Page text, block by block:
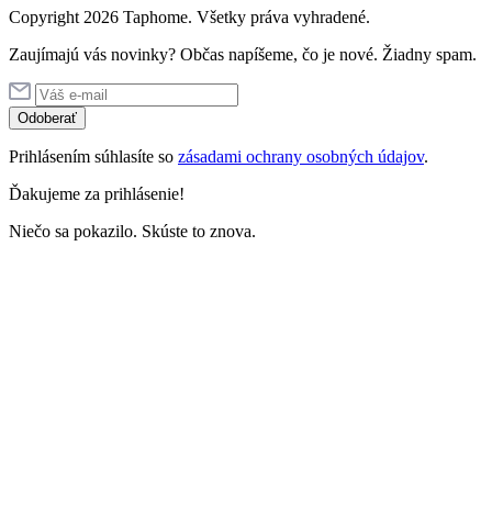
Copyright 2026 Taphome. Všetky práva vyhradené.
Zaujímajú vás novinky? Občas napíšeme, čo je nové. Žiadny spam.
Odoberať
Prihlásením súhlasíte so zásadami ochrany osobných údajov.
Ďakujeme za prihlásenie!
Niečo sa pokazilo. Skúste to znova.